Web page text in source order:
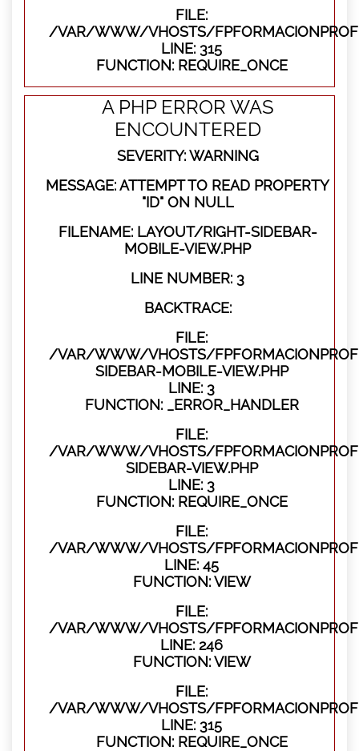
FILE:
/VAR/WWW/VHOSTS/
LINE: 315
FUNCTION: REQUIRE_ONCE
A PHP ERROR WAS
ENCOUNTERED
SEVERITY: WARNING
MESSAGE: ATTEMPT TO READ PROPERTY
"ID" ON NULL
FILENAME: LAYOUT/RIGHT-SIDEBAR-
MOBILE-VIEW.PHP
LINE NUMBER: 3
BACKTRACE:
FILE:
/VAR/WWW/VHOSTS/
SIDEBAR-MOBILE-VIEW.PHP
LINE: 3
FUNCTION: _ERROR_HANDLER
FILE:
/VAR/WWW/VHOSTS/
SIDEBAR-VIEW.PHP
LINE: 3
FUNCTION: REQUIRE_ONCE
FILE:
/VAR/WWW/VHOSTS/
LINE: 45
FUNCTION: VIEW
FILE:
/VAR/WWW/VHOSTS/
LINE: 246
FUNCTION: VIEW
FILE:
/VAR/WWW/VHOSTS/
LINE: 315
FUNCTION: REQUIRE_ONCE